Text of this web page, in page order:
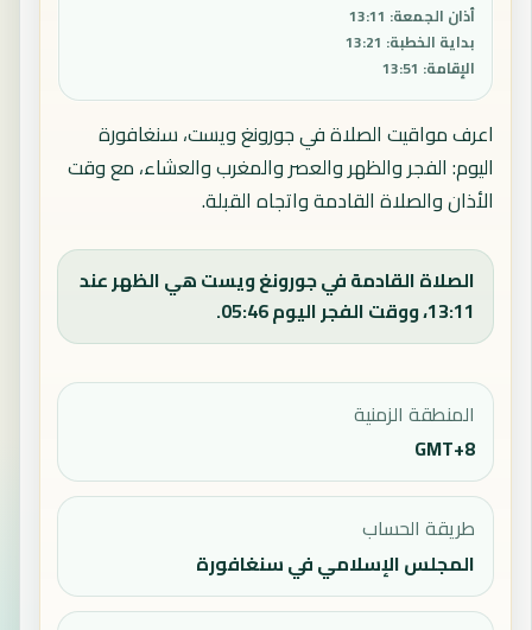
أذان الجمعة:
13:11
بداية الخطبة:
13:21
الإقامة:
13:51
اعرف مواقيت الصلاة في جورونغ ويست، سنغافورة
اليوم: الفجر والظهر والعصر والمغرب والعشاء، مع وقت
الأذان والصلاة القادمة واتجاه القبلة.
الصلاة القادمة في جورونغ ويست هي الظهر عند
13:11، ووقت الفجر اليوم 05:46.
المنطقة الزمنية
GMT+8
طريقة الحساب
المجلس الإسلامي في سنغافورة